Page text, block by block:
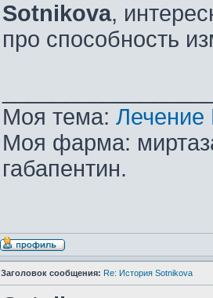
Sotnikova,
про способность
Моя тема:
Моя фарма:
габапентин.
Заголовок сообщения: Re: История Sotnikova